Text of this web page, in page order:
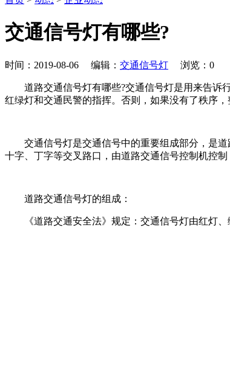
交通信号灯有哪些?
时间：2019-08-06 编辑： 交通信号灯 浏览： 0
道路交通信号灯有哪些?交通信号灯是用来告诉行
红绿灯和交通民警的指挥。否则，如果没有了秩序
交通信号灯是交通信号中的重要组成部分，是道
十字、丁字等交叉路口，由道路交通信号控制机控制
道路交通信号灯的组成：
《道路交通安全法》规定：交通信号灯由红灯、